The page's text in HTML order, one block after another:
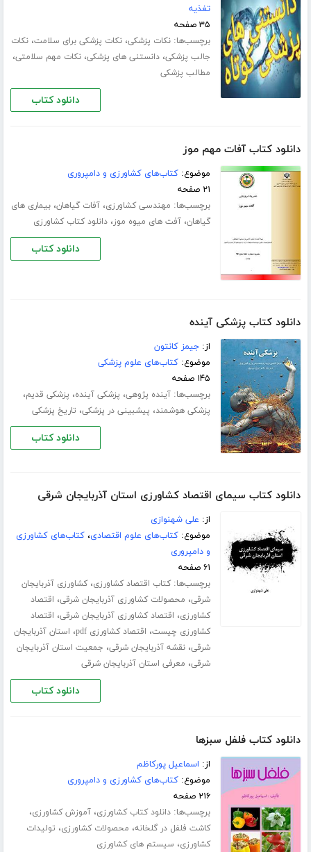
تغذیه
۳۵ صفحه
برچسب‌ها:نکات پزشکی،نکات پزشکی برای سلامت،نکات
جالب پزشکی،دانستنی های پزشکی،نکات مهم سلامتی،
مطالب پزشکی
دانلود کتاب
دانلود کتاب آفات مهم موز
موضوع:کتاب‌های کشاورزی و دامپروری
۲۱ صفحه
برچسب‌ها: مهندسی کشاورزی،آفات گیاهان،بیماری های
گیاهان،آفت های میوه موز،دانلود کتاب کشاورزی
دانلود کتاب
دانلود کتاب پزشکی آینده
از:جیمز کانتون
موضوع:کتاب‌های علوم پزشکی
۱۴۵ صفحه
برچسب‌ها:آینده پژوهی، پزشکی آینده، پزشکی قدیم،
پزشکی هوشمند، پیشبینی در پزشکی، تاریخ پزشکی
دانلود کتاب
دانلود کتاب سیمای اقتصاد کشاورزی استان آذربایجان شرقی
از: علی شهنوازی
موضوع:کتاب‌های علوم اقتصادی،کتاب‌های کشاورزی
و دامپروری
۶۱ صفحه
برچسب‌ها:کتاب اقتصاد کشاورزی،کشاورزی آذربایجان
شرقی، محصولات کشاورزی آذربایجان شرقی، اقتصاد
کشاورزی، اقتصاد کشاورزی آذربایجان شرقی، اقتصاد
کشاورزی چیست، اقتصاد کشاورزی pdf ، استان آذربایجان
شرقی،نقشه آذربایجان شرقی، جمعیت استان آذربایجان
شرقی، معرفی استان آذربایجان شرقی
دانلود کتاب
دانلود کتاب فلفل سبزها
از: اسماعیل پورکاظم
موضوع:کتاب‌های کشاورزی و دامپروری
۲۱۶ صفحه
برچسب‌ها:دانلود کتاب کشاورزی،آموزش کشاورزی،
کاشت فلفل در گلخانه، محصولات کشاورزی، تولیدات
کشاورزی، سیستم های کشاورزی